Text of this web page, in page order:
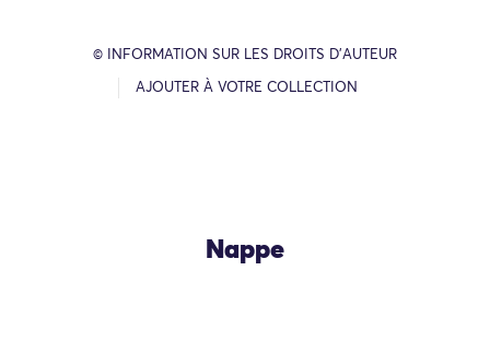
© INFORMATION SUR LES DROITS D’AUTEUR
AJOUTER À VOTRE COLLECTION
Nappe